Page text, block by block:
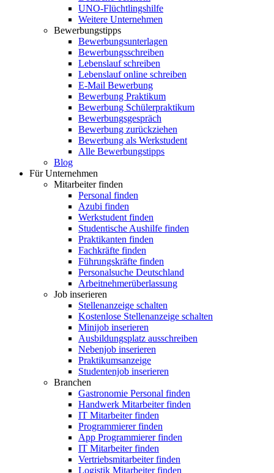
UNO-Flüchtlingshilfe
Weitere Unternehmen
Bewerbungstipps
Bewerbungsunterlagen
Bewerbungsschreiben
Lebenslauf schreiben
Lebenslauf online schreiben
E-Mail Bewerbung
Bewerbung Praktikum
Bewerbung Schülerpraktikum
Bewerbungsgespräch
Bewerbung zurückziehen
Bewerbung als Werkstudent
Alle Bewerbungstipps
Blog
Für Unternehmen
Mitarbeiter finden
Personal finden
Azubi finden
Werkstudent finden
Studentische Aushilfe finden
Praktikanten finden
Fachkräfte finden
Führungskräfte finden
Personalsuche Deutschland
Arbeitnehmerüberlassung
Job inserieren
Stellenanzeige schalten
Kostenlose Stellenanzeige schalten
Minijob inserieren
Ausbildungsplatz ausschreiben
Nebenjob inserieren
Praktikumsanzeige
Studentenjob inserieren
Branchen
Gastronomie Personal finden
Handwerk Mitarbeiter finden
IT Mitarbeiter finden
Programmierer finden
App Programmierer finden
IT Mitarbeiter finden
Vertriebsmitarbeiter finden
Logistik Mitarbeiter finden